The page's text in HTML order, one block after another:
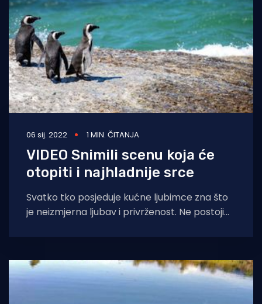
06 sij. 2022 1 MIN. ČITANJA
VIDEO Snimili scenu koja će
otopiti i najhladnije srce
Svatko tko posjeduje kućne ljubimce zna što
je neizmjerna ljubav i privrženost. Ne postoji